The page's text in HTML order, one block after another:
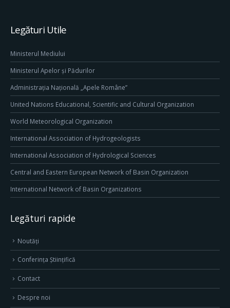
Legături Utile
Ministerul Mediului
Ministerul Apelor și Pădurilor
Administrația Națională „Apele Române”
United Nations Educational, Scientific and Cultural Organization
World Meteorological Organization
International Association of Hydrogeologists
International Association of Hydrological Sciences
Central and Eastern European Network of Basin Organization
International Network of Basin Organizations
Legături rapide
Noutăți
Conferința Științifică
Contact
Despre noi